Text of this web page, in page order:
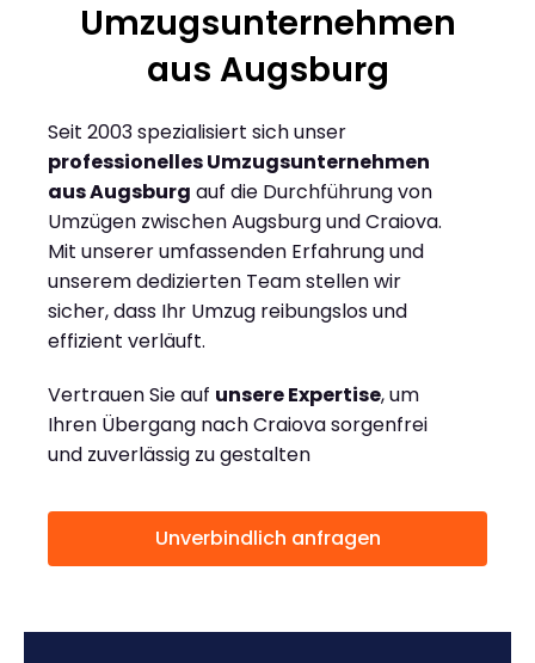
Umzugsunternehmen
aus Augsburg
Seit 2003 spezialisiert sich unser
professionelles Umzugsunternehmen
aus Augsburg auf die Durchführung von
Umzügen zwischen Augsburg und Craiova.
Mit unserer umfassenden Erfahrung und
unserem dedizierten Team stellen wir
sicher, dass Ihr Umzug reibungslos und
effizient verläuft.
Vertrauen Sie auf unsere Expertise, um
Ihren Übergang nach Craiova sorgenfrei
und zuverlässig zu gestalten
Unverbindlich anfragen